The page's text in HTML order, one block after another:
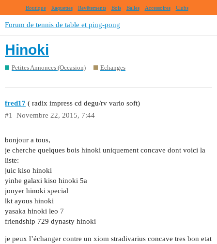
Boutique Raquettes Revêtements Bois Balles Accessoires Clubs
Forum de tennis de table et ping-pong
Hinoki
Petites Annonces (Occasion) Echanges
fred17 ( radix impress cd degu/rv vario soft)
Novembre 22, 2015, 7:44
#1
bonjour a tous,
je cherche quelques bois hinoki uniquement concave dont voici la
liste:
juic kiso hinoki
yinhe galaxi kiso hinoki 5a
jonyer hinoki special
lkt ayous hinoki
yasaka hinoki leo 7
friendship 729 dynasty hinoki
je peux l’échanger contre un xiom stradivarius concave tres bon etat